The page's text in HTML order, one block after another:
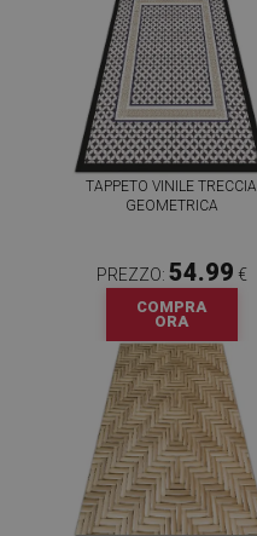
TAPPETO VINILE TRECCIA
GEOMETRICA
PREZZO: 54.99 €
COMPRA
ORA